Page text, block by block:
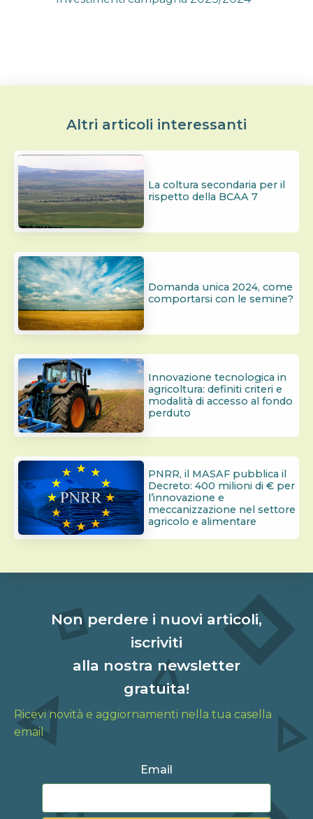
Altri articoli interessanti
La coltura secondaria per il
rispetto della BCAA 7
Domanda unica 2024, come
comportarsi con le semine?
Innovazione tecnologica in
agricoltura: definiti criteri e
modalità di accesso al fondo
perduto
PNRR, il MASAF pubblica il
Decreto: 400 milioni di € per
l’innovazione e
meccanizzazione nel settore
agricolo e alimentare
Non perdere i nuovi articoli,
iscriviti
alla nostra newsletter
gratuita!
Ricevi novità e aggiornamenti nella tua casella
email
Email